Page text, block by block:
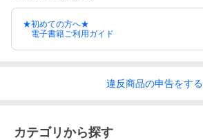
★初めての方へ★
電子書籍ご利用ガイド
違反商品の申告をする
カテゴリから探す